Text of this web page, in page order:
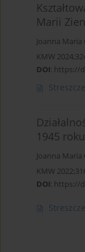
Marii
Joanna Maria
KMW
DOI: https://
1945
Joanna Maria
KMW
DOI: https://